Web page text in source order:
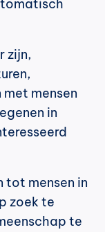
zijn,
mensen
in
tot mensen in
zoek te
te